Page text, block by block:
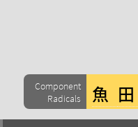
Component
Radicals